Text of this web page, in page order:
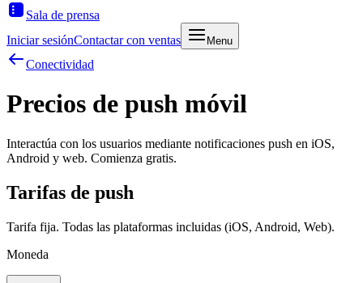
Sala de prensa
Iniciar sesiónContactar con ventas Menu
Conectividad
Precios de push móvil
Interactúa con los usuarios mediante notificaciones push en iOS,
Android y web. Comienza gratis.
Tarifas de push
Tarifa fija. Todas las plataformas incluidas (iOS, Android, Web).
Moneda